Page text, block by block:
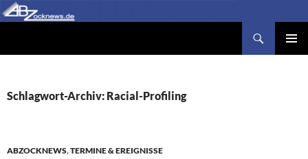
Zum
Inhalt
Schlagwort-Archiv: Racial-Profiling
ABZOCKNEWS,TERMINE & EREIGNISSE